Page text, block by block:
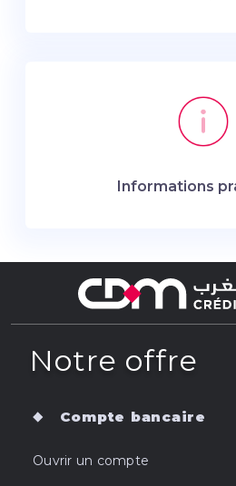
Informations
Notre offre
Compte bancaire
Ouvrir un compte